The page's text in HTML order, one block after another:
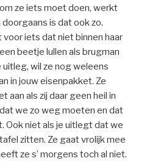
ze iets moet doen, werkt
doorgaans is dat ook zo.
iets dat niet binnen haar
beetje lullen als brugman
wil ze nog weleens
in jouw eisenpakket. Ze
aan als zij daar geen heil in
we zo weg moeten en dat
Ook niet als je uitlegt dat we
zitten. Ze gaat vrolijk mee
ze s’ morgens toch al niet.